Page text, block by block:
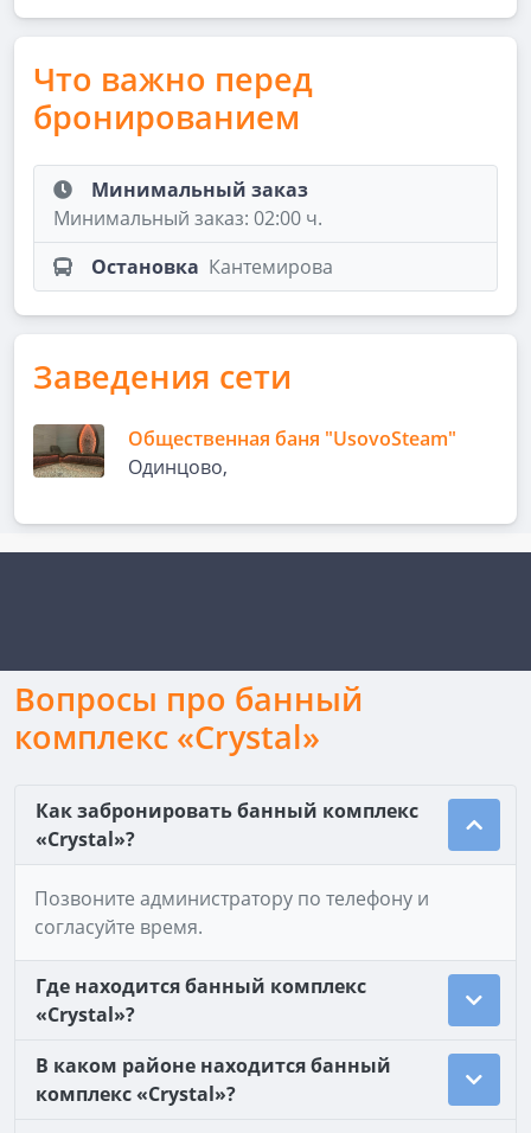
Что важно перед
бронированием
Минимальный заказ
Минимальный заказ: 02:00 ч.
Остановка Кантемирова
Заведения сети
Общественная баня "UsovoSteam"
Одинцово,
Вопросы про банный
комплекс «Crystal»
Как забронировать банный комплекс
«Crystal»?
Позвоните администратору по телефону и
согласуйте время.
Где находится банный комплекс
«Crystal»?
В каком районе находится банный
комплекс «Crystal»?